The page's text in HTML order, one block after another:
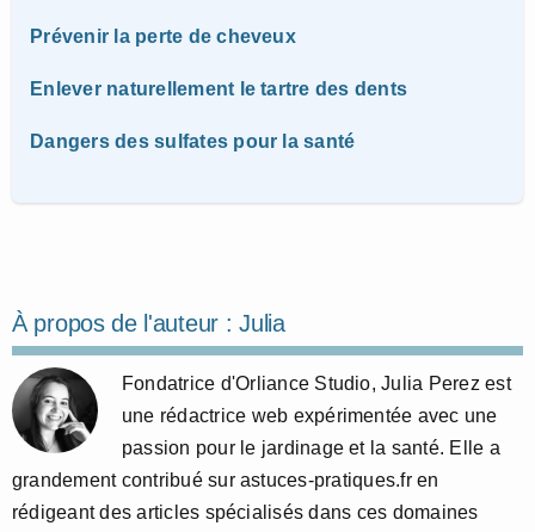
Prévenir la perte de cheveux
Enlever naturellement le tartre des dents
Dangers des sulfates pour la santé
À propos de l'auteur :Julia
Fondatrice d'Orliance Studio, Julia Perez est
une rédactrice web expérimentée avec une
passion pour le jardinage et la santé. Elle a
grandement contribué sur astuces-pratiques.fr en
rédigeant des articles spécialisés dans ces domaines